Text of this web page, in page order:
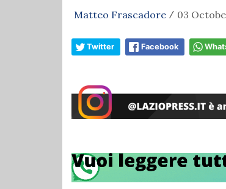
Matteo Frascadore / 03
Twitter Facebook